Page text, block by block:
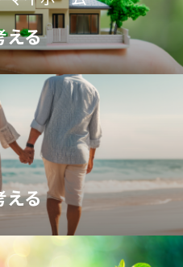
える
える